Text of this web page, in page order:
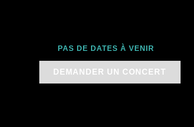
PAS DE DATES À VENIR
DEMANDER UN CONCERT